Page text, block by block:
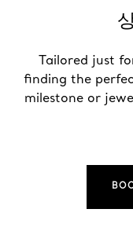
Tailored just
finding the
milestone or